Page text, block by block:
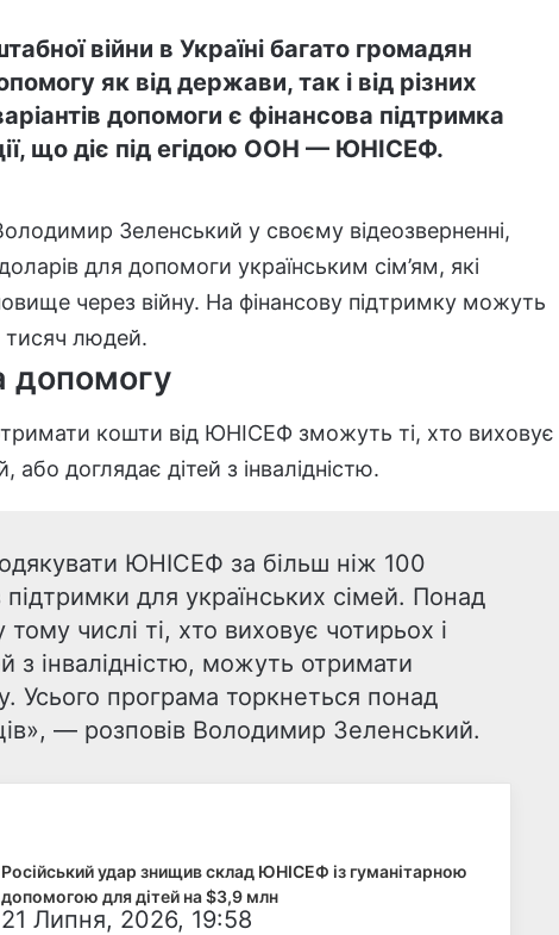
війни в Україні багато громадян
як від держави, так і від різних
допомоги є фінансова підтримка
що діє під егідою ООН — ЮНІСЕФ.
Зеленський у своєму відеозверненні,
для допомоги українським сім’ям, які
через війну. На фінансову підтримку можуть
тисяч людей.
допомогу
кошти від ЮНІСЕФ зможуть ті, хто виховує
або доглядає дітей з інвалідністю.
ЮНІСЕФ за більш ніж 100
підтримки для українських сімей. Понад
числі ті, хто виховує чотирьох і
з інвалідністю, можуть отримати
Усього програма торкнеться понад
— розповів Володимир Зеленський.
Російський удар знищив склад ЮНІСЕФ із гуманітарною
допомогою для дітей на $3,9 млн
21 Липня, 2026, 19:58